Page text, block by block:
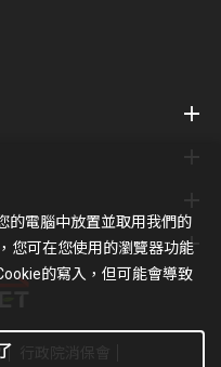
的電腦中放置並取用我們的
您可在您使用的瀏覽器功能
的寫入，但可能會導致